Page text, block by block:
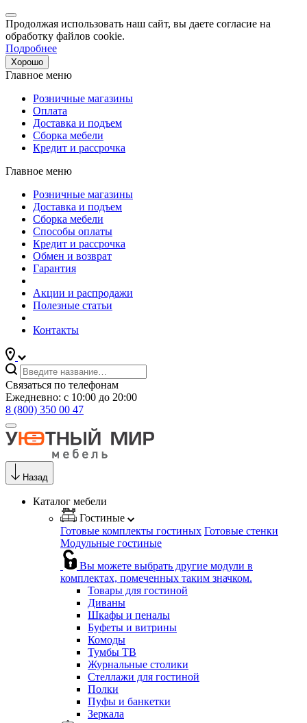
Продолжая использовать наш сайт, вы даете согласие на
обработку файлов cookie.
Подробнее
Хорошо
Главное меню
Розничные магазины
Оплата
Доставка и подъем
Сборка мебели
Кредит и рассрочка
Главное меню
Розничные магазины
Доставка и подъем
Сборка мебели
Способы оплаты
Кредит и рассрочка
Обмен и возврат
Гарантия
Акции и распродажи
Полезные статьи
Контакты
Связаться по телефонам
Ежедневно: с 10:00 до 20:00
8 (800) 350 00 47
Назад
Каталог мебели
Гостиные
Готовые комплекты гостиных Готовые стенки
Модульные гостиные
Вы можете выбрать другие модули в
комплектах, помеченных таким значком.
Товары для гостиной
Диваны
Шкафы и пеналы
Буфеты и витрины
Комоды
Тумбы ТВ
Журнальные столики
Стеллажи для гостиной
Полки
Пуфы и банкетки
Зеркала